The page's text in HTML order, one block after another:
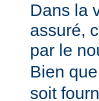
Dans la
assuré,
par le
Bien
soit